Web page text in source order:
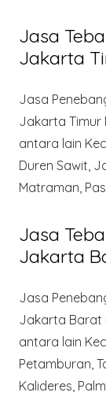
Jasa
Jakarta
Jasa
Jakarta Timur
antara lain
Duren Sawit,
Matraman,
Jasa
Jakarta
Jasa
Jakarta Barat
antara lain
Petamburan,
Kalideres,